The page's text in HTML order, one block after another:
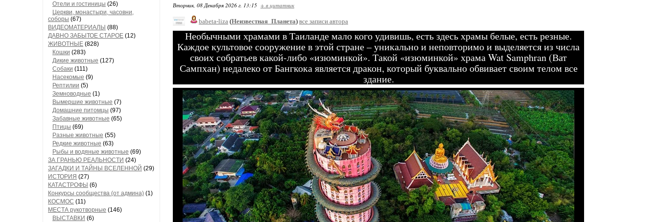
Отели и гостиницы (26)
Церкви, монастыри, часовни,
соборы (67)
ВИДЕОМАТЕРИАЛЫ (88)
ДАВНО ЗАБЫТОЕ СТАРОЕ (12)
ЖИВОТНЫЕ (828)
Кошки (283)
Дикие животные (127)
Собаки (111)
Насекомые (9)
Рептилии (5)
Земноводные (1)
Вымершие животные (7)
Домашние питомцы (97)
Забавные животные (65)
Птицы (69)
Разные животные (55)
Редкие животные (63)
Рыбы и водяные животные (69)
ЗА ГРАНЬЮ РЕАЛЬНОСТИ (24)
ЗАГАДКИ И ТАЙНЫ ВСЕЛЕННОЙ (29)
ИСТОРИЯ (27)
КАТАСТРОФЫ (6)
Конкурсы сообщества (от админа) (1)
КОСМОС (11)
МЕСТА рукотворные (146)
ВЫСТАВКИ (6)
Вторник, 08 Декабря 2026 г. 13:15 + в цитатник
babeta-liza (Неизвестная_Планета) все записи автора
Необычными храмами в Таиланде мало кого удивишь, есть здесь храмы белые, есть резные.
Каждое культовое сооружение в этой стране – уникально и неповторимо и выделяется из числа
своих собратьев какой-либо «изюминкой». Такой «изюминкой» храма Wat Samphran (Ват
Сампхан) недалеко от Бангкока является дракон, который буквально обвивает своим телом все
здание.